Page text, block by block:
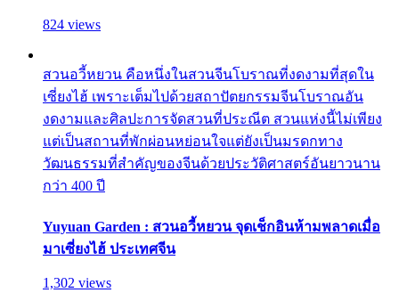
824 views
สวนอวี้หยวน คือหนึ่งในสวนจีนโบราณที่งดงามที่สุดใน
เซี่ยงไฮ้ เพราะเต็มไปด้วยสถาปัตยกรรมจีนโบราณอัน
งดงามและศิลปะการจัดสวนที่ประณีต สวนแห่งนี้ไม่เพียง
แต่เป็นสถานที่พักผ่อนหย่อนใจแต่ยังเป็นมรดกทาง
วัฒนธรรมที่สำคัญของจีนด้วยประวัติศาสตร์อันยาวนาน
กว่า 400 ปี
Yuyuan Garden : สวนอวี้หยวน จุดเช็กอินห้ามพลาดเมื่อ
มาเซี่ยงไฮ้ ประเทศจีน
1,302 views